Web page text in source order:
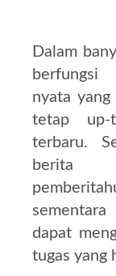
Dalam
berfungsi
nyata
tetap up-
terbaru.
berita
dapat
tugas yang